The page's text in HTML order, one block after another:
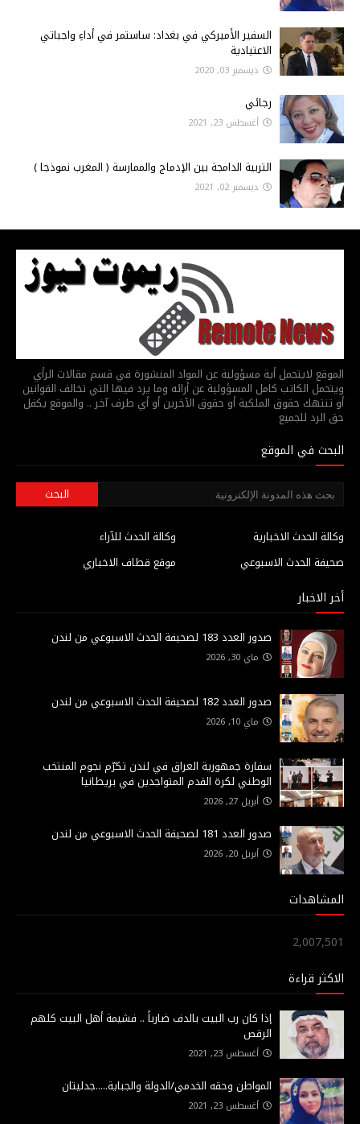
السفير الأميركي في بغداد: ساستمر في أداءِ واجباتي
الاعتيادية
ديسمبر 03, 2020
رجائي
أغسطس 23, 2021
التربية الدامجة بين الإدماج والممارسة ( المغرب نموذجا )
ديسمبر 02, 2021
الموقع لايتحمل أية مسؤولية عن المواد المنشورة في قسم مقالات الرأي
ويتحمل الكاتب كامل المسؤولية عن أرائه وما يرد فيها التي تخالف القوانين
أو تنتهك حقوق الملكية أو حقوق الآخرين أو أي طرف آخر .. والموقع يكفل
حق الرد للجميع
البحث في الموقع
وكالة الحدث للآراء
وكالة الحدث الاخبارية
موقع قطاف الاخباري
صحيفة الحدث الاسبوعي
أخر الاخبار
صدور العدد 183 لصحيفة الحدث الاسبوعي من لندن
ماي 30, 2026
صدور العدد 182 لصحيفة الحدث الاسبوعي من لندن
ماي 10, 2026
سفارة جمهورية العراق في لندن تكرّم نجوم المنتخب
الوطني لكرة القدم المتواجدين في بريطانيا
أبريل 27, 2026
صدور العدد 181 لصحيفة الحدث الاسبوعي من لندن
أبريل 20, 2026
المشاهدات
2,007,501
الاكثر قراءة
إذا كان رب البيت بالدف ضارباً .. فشيمة أهل البيت كلهم
الرقص
أغسطس 23, 2021
المواطن وحقه الخدمي/الدولة والجباية.....جدليتان
أغسطس 23, 2021